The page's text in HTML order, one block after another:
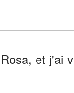
et j'ai